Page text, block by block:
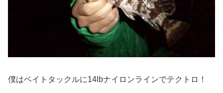
僕はベイトタックルに14lbナイロンラインでテクトロ！